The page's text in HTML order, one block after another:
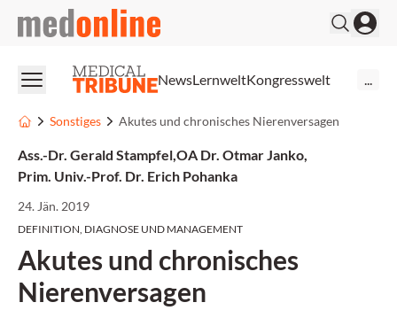
medonline
NewsLernweltKongresswelt
Sonstiges Akutes und chronisches Nierenversagen
Ass.-Dr. Gerald Stampfel,OA Dr. Otmar Janko,
Prim. Univ.-Prof. Dr. Erich Pohanka
24. Jän. 2019
DEFINITION, DIAGNOSE UND MANAGEMENT
Akutes und chronisches
Nierenversagen